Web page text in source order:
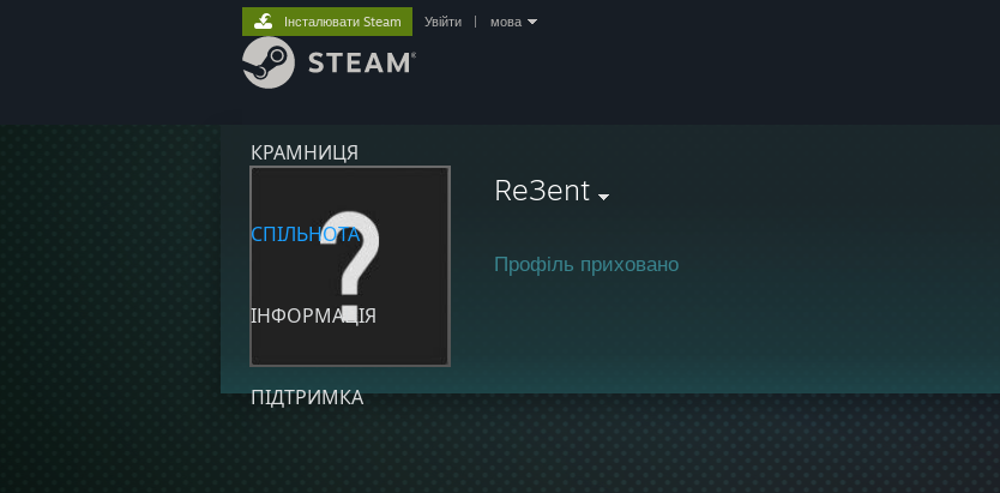
КРАМНИЦЯ
СПІЛЬНОТА
ІНФОРМАЦІЯ
ПІДТРИМКА
Інсталювати Steam Увійти мова
Re3ent
Профіль приховано